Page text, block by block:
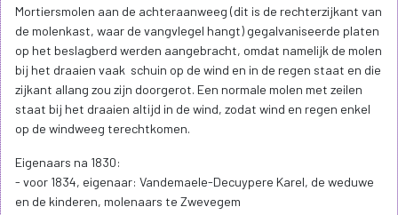
inscripties ‘1789’, ‘DECO[…]CK […] 1887’ en ‘1826 C V D MAELE’
terug te vinden. Opnieuw zorgen spanijzers voor een versteviging
van de molenkast. Een eikenhouten steektrap leidt naar de
steenzolder. De steenzolder (of bovenste zolder) wordt
ingenomen door de twee maalstoelen. Deze bestaan telkens uit
een koppel molenstenen met als toebehoren in het bijzonder een
steenkist, kuipdeksel, tremen, een schudbak en een graanbak. Op
lichtwerk dat de afstand tussen de molenstenen regelt en in
relatie staat met de respectieve bollenregulator op de
meelzolder. Tegen de vangzijde bevindt zich de vang, in hoofdzaak